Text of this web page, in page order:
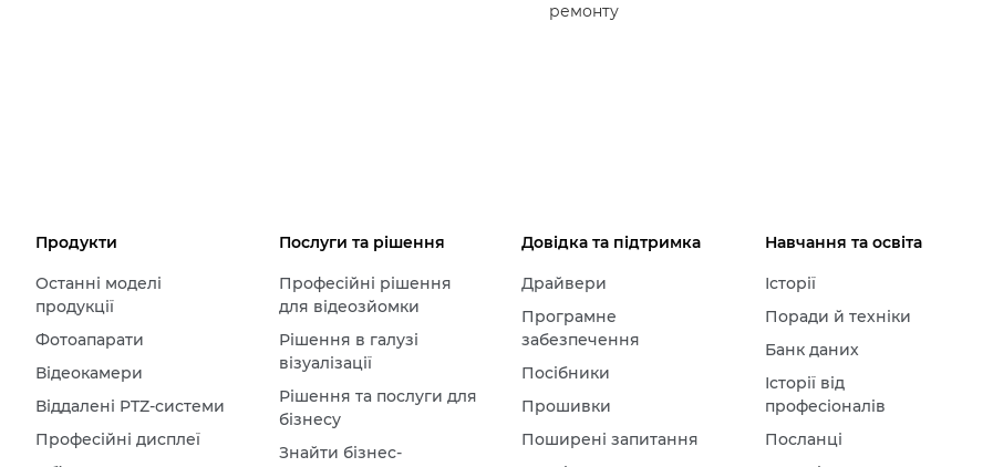
ремонту
Продукти
Останні моделі
продукції
Фотоапарати
Відеокамери
Віддалені PTZ-системи
Професійні дисплеї
Послуги та рішення
Професійні рішення
для відеозйомки
Рішення в галузі
візуалізації
Рішення та послуги для
бізнесу
Знайти бізнес-
Довідка та підтримка
Драйвери
Програмне
забезпечення
Посібники
Прошивки
Поширені запитання
Навчання та освіта
Історії
Поради й техніки
Банк даних
Історії від
професіоналів
Посланці